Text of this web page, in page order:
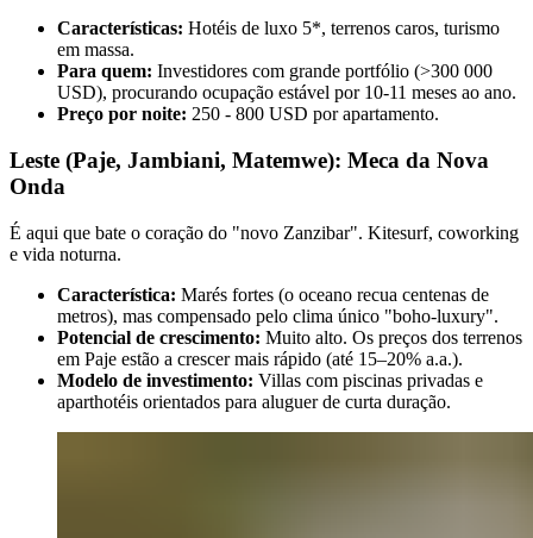
Características: Hotéis de luxo 5*, terrenos caros, turismo
em massa.
Para quem: Investidores com grande portfólio (>300 000
USD), procurando ocupação estável por 10-11 meses ao ano.
Preço por noite: 250 - 800 USD por apartamento.
Leste (Paje, Jambiani, Matemwe): Meca da Nova
Onda
É aqui que bate o coração do "novo Zanzibar". Kitesurf, coworking
e vida noturna.
Característica: Marés fortes (o oceano recua centenas de
metros), mas compensado pelo clima único "boho-luxury".
Potencial de crescimento: Muito alto. Os preços dos terrenos
em Paje estão a crescer mais rápido (até 15–20% a.a.).
Modelo de investimento: Villas com piscinas privadas e
aparthotéis orientados para aluguer de curta duração.